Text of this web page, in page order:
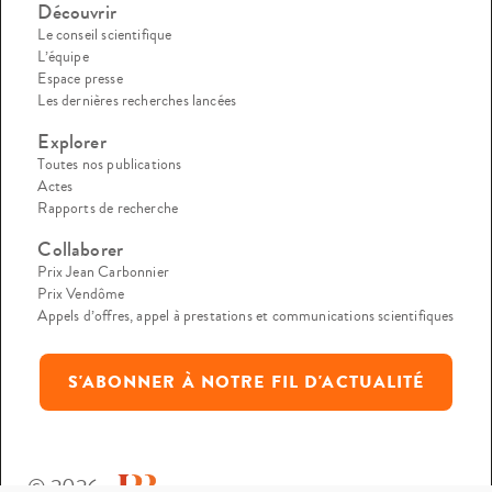
Découvrir
Le conseil scientifique
L’équipe
Espace presse
Les dernières recherches lancées
Explorer
Toutes nos publications
Actes
Rapports de recherche
Collaborer
Prix Jean Carbonnier
Prix Vendôme
Appels d’offres, appel à prestations et communications scientifiques
S'ABONNER À NOTRE FIL D'ACTUALITÉ